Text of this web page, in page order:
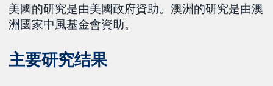
美國的研究是由美國政府資助。澳洲的研究是由澳
洲國家中風基金會資助。
主要研究结果